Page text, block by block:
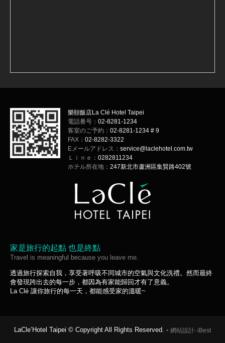
樂頤飯店La Clé Hotel Taipei
電話番号： 02-8281-1234
客室のご予約： 02-8281-1234 # 9
FAX： 02-8282-3322
Eメールアドレス： service@laclehotel.com.tw
Ｌｉｎｅ： 0282811234
ホテル所在地： 247新北市蘆洲區集賢路402號
家是旅行的起點 也是終點
Travel is meaningful because you leave me.
透過旅行探索自我，享受著呼吸不同城市的空氣與文化洗禮。然而最終
會發現跨出去的每一步，都因為有家能歸回才有了意義。
La Clé 讓你旅行的每一天，都能感受家的溫暖~
LaCle’Hotel Taipei © Copyright All Rights Reserved. - 網站設計‧ iBest